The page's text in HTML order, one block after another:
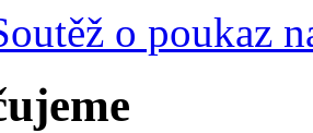
o poukaz